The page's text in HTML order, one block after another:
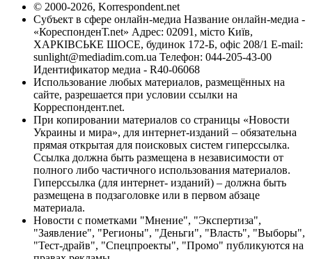
© 2000-2026, Korrespondent.net
Субъект в сфере онлайн-медиа Название онлайн-медиа -
«КореспонденТ.net» Адрес: 02091, місто Київ,
ХАРКІВСЬКЕ ШОСЕ, будинок 172-Б, офіс 208/1 E-mail:
sunlight@mediadim.com.ua Телефон: 044-205-43-00
Идентификатор медиа - R40-06068
Использование любых материалов, размещённых на
сайте, разрешается при условии ссылки на
Корреспондент.net.
При копировании материалов со страницы «Новости
Украины и мира», для интернет-изданий – обязательна
прямая открытая для поисковых систем гиперссылка.
Ссылка должна быть размещена в независимости от
полного либо частичного использования материалов.
Гиперссылка (для интернет- изданий) – должна быть
размещена в подзаголовке или в первом абзаце
материала.
Новости с пометками "Мнение", "Экспертиза",
"Заявление", "Регионы", "Деньги", "Власть", "Выборы",
"Тест-драйв", "Спецпроекты", "Промо" публикуются на